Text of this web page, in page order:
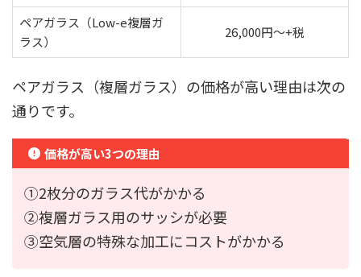
ペアガラス（Low-e複層ガ
ラス）
26,000円～+税
ペアガラス（複層ガラス）の価格が高い理由は次の
通りです。
価格が高い3つの理由
①2枚分のガラス代がかかる
②複層ガラス用のサッシが必要
③空気層の特殊な加工にコストがかかる